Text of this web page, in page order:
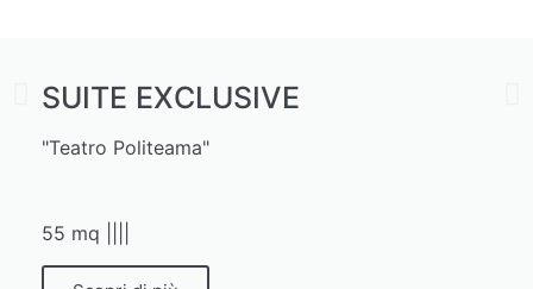
SUITE EXCLUSIVE
"Teatro Politeama"
55 mq |